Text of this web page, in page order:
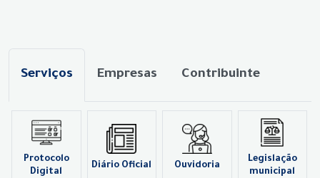
Serviços Empresas Contribuinte
Protocolo
Digital
Diário Oficial Ouvidoria
Legislação
municipal